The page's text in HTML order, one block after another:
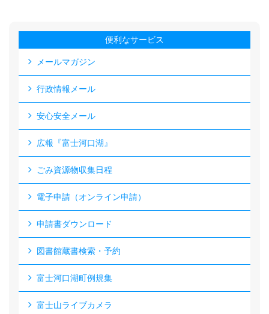
便利なサービス
メールマガジン
行政情報メール
安心安全メール
広報『富士河口湖』
ごみ資源物収集日程
電子申請（オンライン申請）
申請書ダウンロード
図書館蔵書検索・予約
富士河口湖町例規集
富士山ライブカメラ